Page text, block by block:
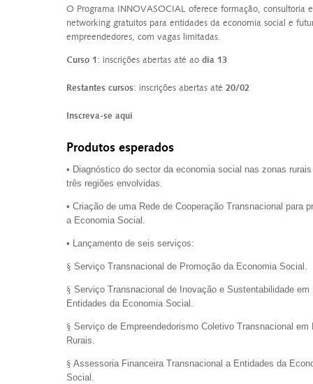
O Programa INNOVASOCIAL oferece formação, consultoria e
networking gratuitos para entidades da economia social e
empreendedores, com vagas limitadas.
Curso 1 : inscrições abertas até ao dia 13
Restantes cursos: inscrições abertas até 20/02
Inscreva-se aqui
Produtos esperados
• Diagnóstico do sector da economia social nas zonas
três regiões envolvidas.
• Criação de uma Rede de Cooperação Transnacional para
a Economia Social.
• Lançamento de seis serviços:
§ Serviço Transnacional de Promoção da Economia Social.
§ Serviço Transnacional de Inovação e Sustentabilidade em
Entidades da Economia Social.
§ Serviço de Empreendedorismo Coletivo Transnacional em
Rurais.
§ Assessoria Financeira Transnacional a Entidades da
Social.